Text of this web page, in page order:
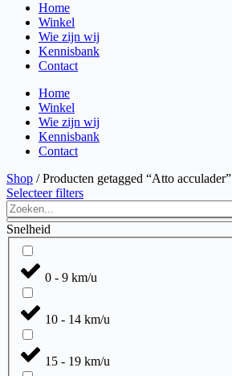
Home
Winkel
Wie zijn wij
Kennisbank
Contact
Home
Winkel
Wie zijn wij
Kennisbank
Contact
Shop / Producten getagged “Atto acculader”
Selecteer filters
Search
...
Snelheid
0 - 9 km/u
10 - 14 km/u
15 - 19 km/u